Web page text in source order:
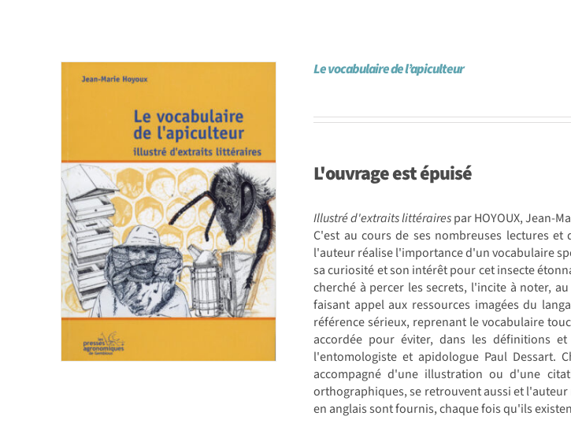
Le vocabulaire de l’apiculteur
L'ouvrage estépuisé
Illustré d'extraits littérairespar HOYOUX, Jean-
C'est au cours de ses nombreuses lectures
l'auteur réalise l'importance d'un vocabulaire
sa curiosité et son intérêt pour cet insecte
cherché à percer les secrets, l'incite à noter,
faisant appel aux ressources imagées du
référence sérieux, reprenant le vocabulaire
accordée pour éviter, dans les définitions
l'entomologiste et apidologue Paul Dessart.
accompagné d'une illustration ou d'une
orthographiques, se retrouvent aussi et
en anglais sont fournis, chaque fois qu'ils